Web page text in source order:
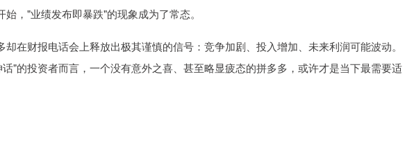
，"业绩发布即暴跌"的现象成为了常态。
在财报电话会上释放出极其谨慎的信号：竞争加剧、投入增加、未来利润可能波动。
"的投资者而言，一个没有意外之喜、甚至略显疲态的拼多多，或许才是当下最需要适